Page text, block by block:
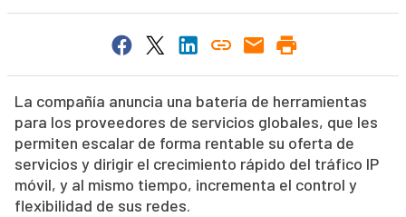
La compañía anuncia una batería de herramientas
para los proveedores de servicios globales, que les
permiten escalar de forma rentable su oferta de
servicios y dirigir el crecimiento rápido del tráfico IP
móvil, y al mismo tiempo, incrementa el control y
flexibilidad de sus redes.